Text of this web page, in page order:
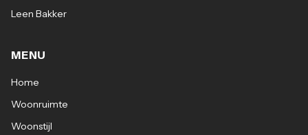
Leen Bakker
MENU
Home
Woonruimte
Woonstijl